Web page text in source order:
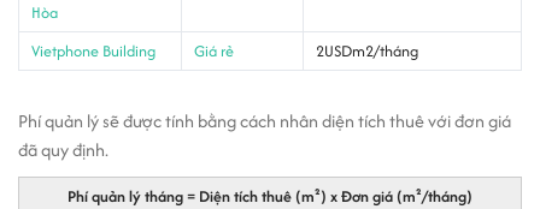
Hòa
Vietphone Building Giá rẻ 2USDm2/tháng
Phí quản lý sẽ được tính bằng cách nhân diện tích thuê với đơn giá
đã quy định.
Phí quản lý tháng = Diện tích thuê (m²) x Đơn giá (m²/tháng)